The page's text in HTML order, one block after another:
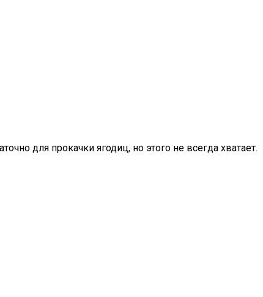
для прокачки ягодиц, но этого не всегда хватает.